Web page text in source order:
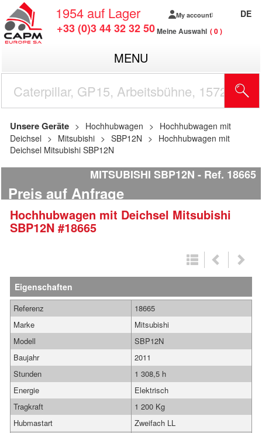
1954 auf Lager
+33 (0)3 44 32 32 50
My account
Meine Auswahl 0
DE
MENU
Unsere Geräte Hochhubwagen
Hochhubwagen mit
Deichsel
Mitsubishi SBP12N
Hochhubwagen mit
Deichsel Mitsubishi SBP12N
MITSUBISHI SBP12N Ref. 18665
Preis auf Anfrage
Hochhubwagen mit Deichsel Mitsubishi
SBP12N #18665
Eigenschaften
Referenz
18665
Marke
Mitsubishi
Modell
SBP12N
Baujahr
2011
Stunden
1 308,5 h
Energie
Elektrisch
Tragkraft
1 200 Kg
Hubmastart
Zweifach LL